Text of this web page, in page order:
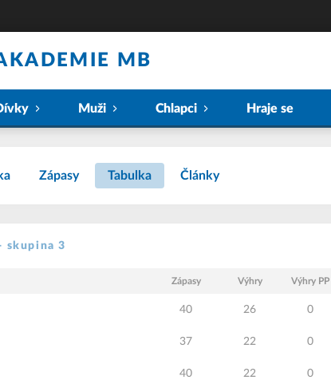
MB
Muži Chlapci Hraje se
Zápasy Tabulka Články
skupina 3
Zápasy Výhry Výhry PP
40 26 0
37 22 0
40 22 0